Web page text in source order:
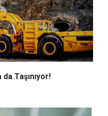
Taşınıyor!